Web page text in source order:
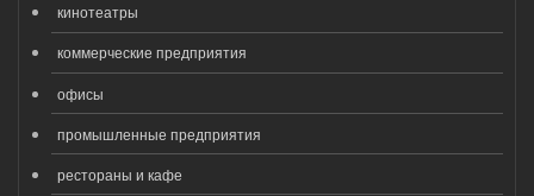
кинотеатры
коммерческие предприятия
офисы
промышленные предприятия
рестораны и кафе